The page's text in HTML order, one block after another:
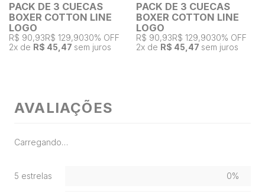
PACK DE 3 CUECAS
BOXER COTTON LINE
LOGO
R$ 90,93R$ 129,9030% OFF
2x de R$ 45,47 sem juros
PACK DE 3 CUECAS
BOXER COTTON LINE
LOGO
R$ 90,93R$ 129,9030% OFF
2x de R$ 45,47 sem juros
AVALIAÇÕES
Carregando…
5 estrelas 0%